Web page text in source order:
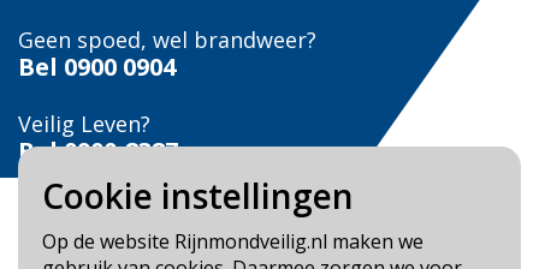
Cookie instellingen
Op de website Rijnmondveilig.nl maken we
Geen spoed, wel brandweer?
Bel 0900 0904
Veilig Leven?
Bel 0900-8387